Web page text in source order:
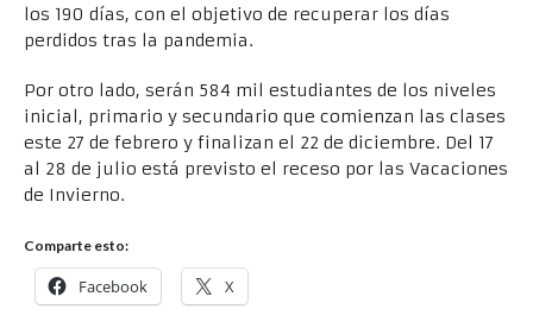
los 190 días, con el objetivo de recuperar los días
perdidos tras la pandemia.
Por otro lado, serán 584 mil estudiantes de los niveles
inicial, primario y secundario que comienzan las clases
este 27 de febrero y finalizan el 22 de diciembre. Del 17
al 28 de julio está previsto el receso por las Vacaciones
de Invierno.
Comparte esto:
Facebook X